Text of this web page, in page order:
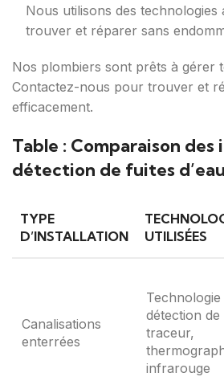
Nous utilisons des technologies
trouver et réparer sans
Nos plombiers sont prêts à gérer
Contactez-nous pour trouver et
efficacement.
Table : Comparaison
détection de fuites d’eau
TYPE
D’INSTALLATION
UTILISÉES
Canalisations
enterrées
Technologie
détection de
traceur,
infrarouge